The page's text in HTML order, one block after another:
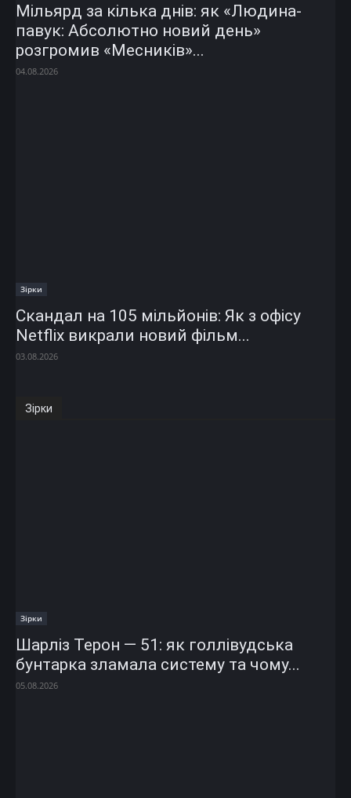
Мільярд за кілька днів: як «Людина-
павук: Абсолютно новий день»
розгромив «Месників»...
04.08.2026
Зірки
Скандал на 105 мільйонів: Як з офісу
Netflix викрали новий фільм...
03.08.2026
Зірки
Зірки
Шарліз Терон — 51: як голлівудська
бунтарка зламала систему та чому...
05.08.2026